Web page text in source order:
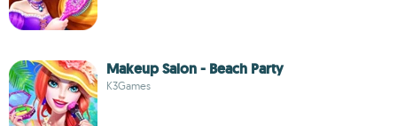
Makeup Salon - Beach Party
K3Games